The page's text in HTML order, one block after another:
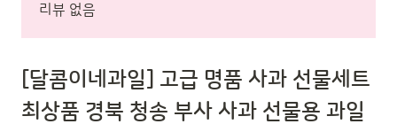
리뷰 없음
[달콤이네과일] 고급 명품 사과 선물세트
최상품 경북 청송 부사 사과 선물용 과일